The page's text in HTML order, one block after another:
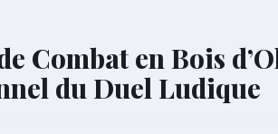
Combat en Bois
du Duel Ludique